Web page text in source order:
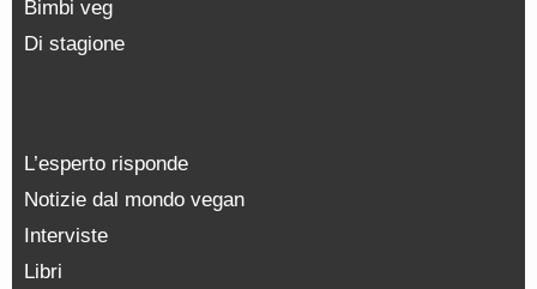
Bimbi veg
Di stagione
L’esperto risponde
Notizie dal mondo vegan
Interviste
Libri